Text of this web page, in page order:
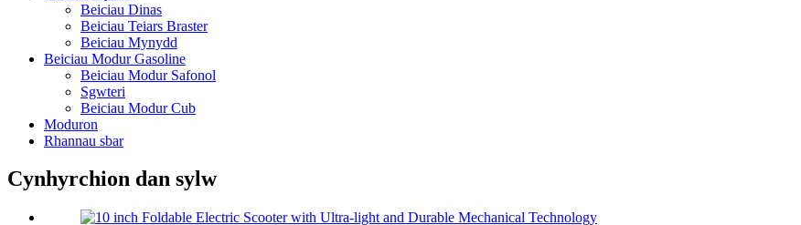
Beiciau Dinas
Beiciau Teiars Braster
Beiciau Mynydd
Beiciau Modur Gasoline
Beiciau Modur Safonol
Sgwteri
Beiciau Modur Cub
Moduron
Rhannau sbar
Cynhyrchion dan sylw